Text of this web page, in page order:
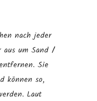
nach jeder
aus um Sand /
Sie
können so,
Laut